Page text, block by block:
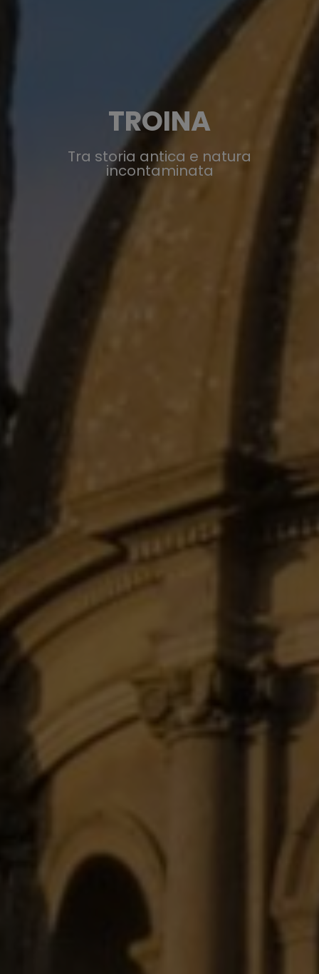
TROINA
Tra storia antica e natura
incontaminata